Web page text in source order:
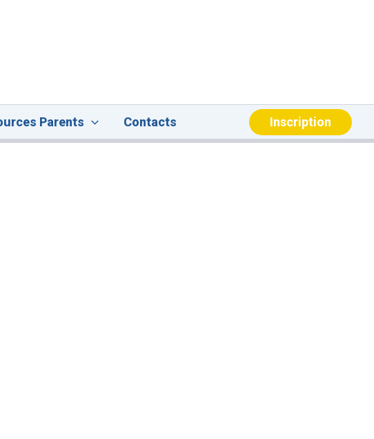
Parents Contacts Inscription